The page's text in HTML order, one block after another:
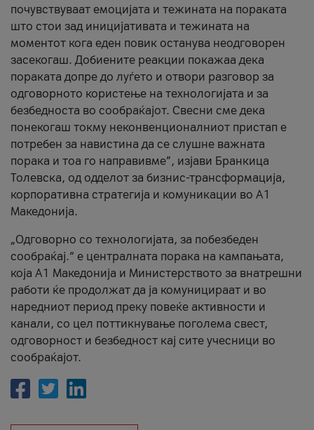
почувствуваат емоцијата и тежината на пораката
што стои зад иницијативата и тежината на
моментот кога еден повик останува неодговорен
засекогаш. Добиените реакции покажаа дека
пораката допре до луѓето и отвори разговор за
одговорното користење на технологијата и за
безбедноста во сообраќајот. Свесни сме дека
понекогаш токму неконвенционалниот пристап е
потребен за навистина да се слушне важната
порака и тоа го направивме”, изјави Бранкица
Толевска, од одделот за бизнис-трансформација,
корпоративна стратегија и комуникации во А1
Македонија.
„Одговорно со технологијата, за побезбеден
сообраќај.“ е централната порака на кампањата,
која A1 Македонија и Министерството за внатрешни
работи ќе продолжат да ја комуницираат и во
наредниот период преку повеќе активности и
канали, со цел поттикнување поголема свест,
одговорност и безбедност кај сите учесници во
сообраќајот.